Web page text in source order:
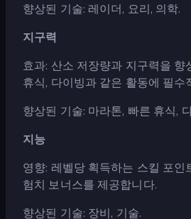
향상된 기술: 레이더, 요리, 의학.
지구력
효과: 산소 저장량과 지구력을 향
휴식, 다이빙과 같은 활동에 필수
향상된 기술: 마라톤, 빠른 휴식,
지능
영향: 레벨당 획득하는 스킬 포인
험치 보너스를 제공합니다.
향상된 기술: 장비, 기술.